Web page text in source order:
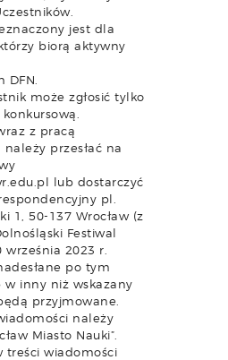
jest dla
biorą aktywny
DFN.
może zgłosić tylko
z pracą
należy przesłać na
lub dostarczyć
pl.
1, 50-137 Wrocław (z
Festiwal
września 2023 r.
po tym
inny niż wskazany
przyjmowane.
należy
Miasto Nauki”.
treści wiadomości